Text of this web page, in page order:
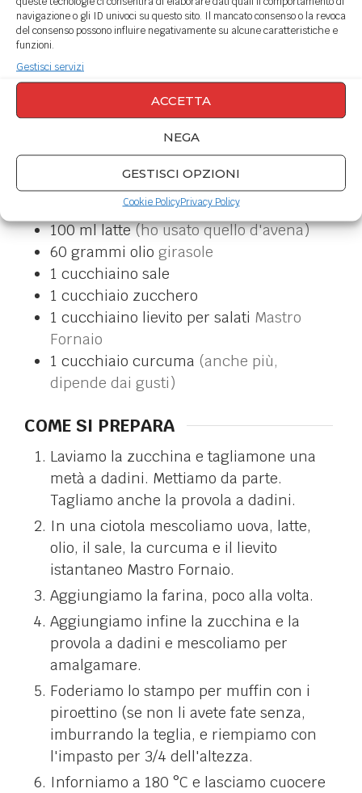
navigazione o gli ID univoci su questo sito. Il mancato consenso o la revoca
del consenso possono influire negativamente su alcune caratteristiche e
funzioni.
Gestisci servizi
ACCETTA
NEGA
GESTISCI OPZIONI
Cookie PolicyPrivacy Policy
PORZIONI
INGREDIENTI
1/2 zucchina
grammi provola piccante
100 ml latte (ho usato quello d'avena)
60 grammi olio girasole
1 cucchiaino sale
1 cucchiaio zucchero
1 cucchiaino lievito per salati Mastro
Fornaio
1 cucchiaio curcuma (anche più,
dipende dai gusti)
COME SI PREPARA
Laviamo la zucchina e tagliamone una
metà a dadini. Mettiamo da parte.
Tagliamo anche la provola a dadini.
In una ciotola mescoliamo uova, latte,
olio, il sale, la curcuma e il lievito
istantaneo Mastro Fornaio.
Aggiungiamo la farina, poco alla volta.
Aggiungiamo infine la zucchina e la
provola a dadini e mescoliamo per
amalgamare.
Foderiamo lo stampo per muffin con i
piroettino (se non li avete fate senza,
imburrando la teglia, e riempiamo con
l'impasto per 3/4 dell'altezza.
Inforniamo a 180 °C e lasciamo cuocere